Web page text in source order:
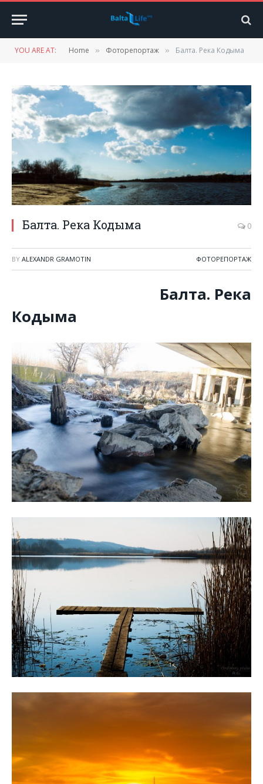
YOU ARE AT: Home » Фоторепортаж » Балта. Река Кодыма
Балта. Река Кодыма 0
BY ALEXANDR GRAMOTIN ФОТОРЕПОРТАЖ
Балта. Река
Кодыма